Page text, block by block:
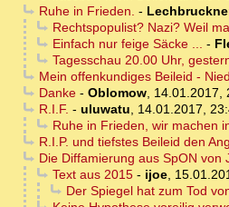
Ruhe in Frieden. -
Rechtspopulist? Nazi? Weil
Einfach nur feige Säcke ... -
Tagesschau 20.00 Uhr,
Mein offenkundiges Beileid -
Danke- Oblomow, 14.01.2017,
R.I.F. - uluwatu, 14.01.2017,
Ruhe in Frieden, wir machen
R.I.P. und tiefstes Beileid den
Die Diffamierung aus SpON von
Text aus 2015- ijoe,
Der Spiegel hat zum Tod